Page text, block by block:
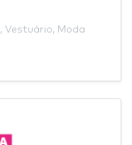
, Vestuário, Moda